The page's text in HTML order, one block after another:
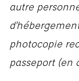
autre
photocopie
passeport (en